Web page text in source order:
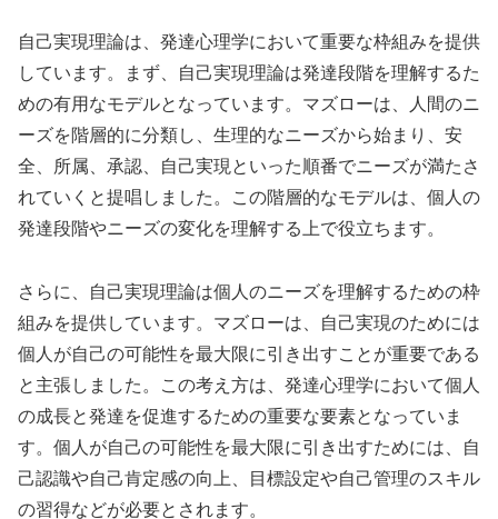
自己実現理論は、発達心理学において重要な枠組みを提供
しています。まず、自己実現理論は発達段階を理解するた
めの有用なモデルとなっています。マズローは、人間のニ
ーズを階層的に分類し、生理的なニーズから始まり、安
全、所属、承認、自己実現といった順番でニーズが満たさ
れていくと提唱しました。この階層的なモデルは、個人の
発達段階やニーズの変化を理解する上で役立ちます。
さらに、自己実現理論は個人のニーズを理解するための枠
組みを提供しています。マズローは、自己実現のためには
個人が自己の可能性を最大限に引き出すことが重要である
と主張しました。この考え方は、発達心理学において個人
の成長と発達を促進するための重要な要素となっていま
す。個人が自己の可能性を最大限に引き出すためには、自
己認識や自己肯定感の向上、目標設定や自己管理のスキル
の習得などが必要とされます。